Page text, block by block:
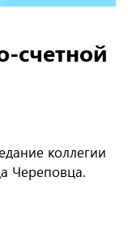
счетной
коллегии
Череповца.